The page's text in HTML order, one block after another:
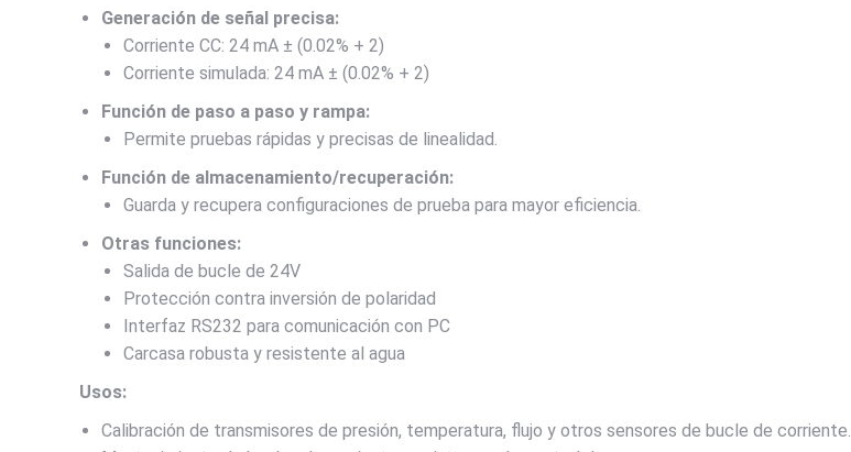
Generación de señal precisa:
Corriente CC: 24 mA ± (0.02% + 2)
Corriente simulada: 24 mA ± (0.02% + 2)
Función de paso a paso y rampa:
Permite pruebas rápidas y precisas de linealidad.
Función de almacenamiento/recuperación:
Guarda y recupera configuraciones de prueba para mayor eficiencia.
Otras funciones:
Salida de bucle de 24V
Protección contra inversión de polaridad
Interfaz RS232 para comunicación con PC
Carcasa robusta y resistente al agua
Usos:
Calibración de transmisores de presión, temperatura, flujo y otros sensores de bucle de corriente.